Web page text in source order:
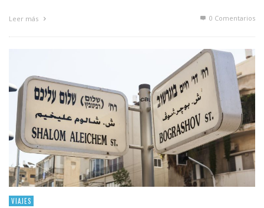
Leer más 0 Comentarios
VIAJES